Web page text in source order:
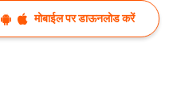
मोबाईल पर डाऊनलोड करें